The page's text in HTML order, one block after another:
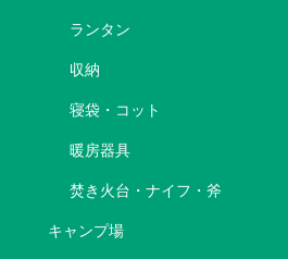
ランタン
収納
寝袋・コット
暖房器具
焚き火台・ナイフ・斧
キャンプ場